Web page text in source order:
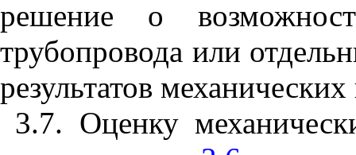
решение о
трубопровода или
результатов
3.7. Оценку